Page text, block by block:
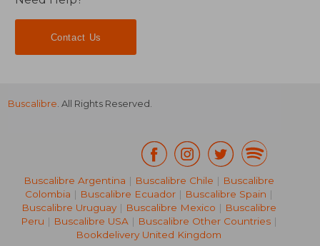
Contact Us
Buscalibre. All Rights Reserved.
Buscalibre Argentina | Buscalibre Chile | Buscalibre
Colombia | Buscalibre Ecuador| Buscalibre Spain |
Buscalibre Uruguay| Buscalibre Mexico | Buscalibre
Peru | Buscalibre USA| Buscalibre Other Countries|
Bookdelivery United Kingdom